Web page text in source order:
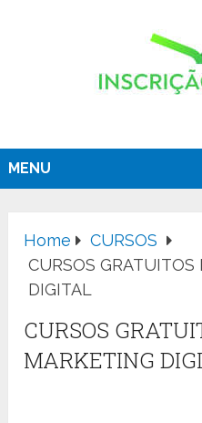
MENU
Home
CURSOS
CURSOS GRATUITOS
DIGITAL
CURSOS
MARKETING